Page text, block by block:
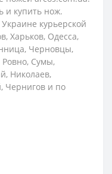
и купить нож.
курьерской
Харьков, Одесса,
Черновцы,
Ровно, Сумы,
Николаев,
Чернигов и по